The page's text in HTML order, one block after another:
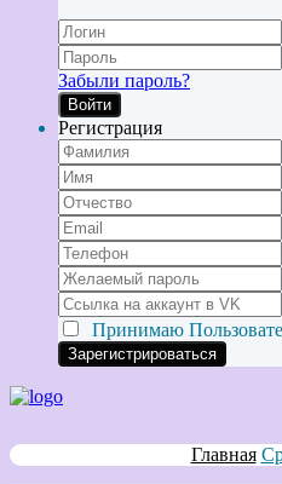
Забыли пароль?
Войти
Регистрация
Принимаю
Главная